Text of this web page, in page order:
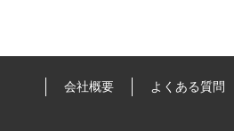
会社概要 よくある質問